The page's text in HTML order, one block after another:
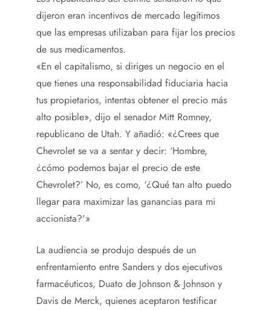
dijeron eran incentivos de mercado legítimos
que las empresas utilizaban para fijar los precios
de sus medicamentos.
«En el capitalismo, si diriges un negocio en el
que tienes una responsabilidad fiduciaria hacia
tus propietarios, intentas obtener el precio más
alto posible», dijo el senador Mitt Romney,
republicano de Utah. Y añadió: «¿Crees que
Chevrolet se va a sentar y decir: ‘Hombre,
¿cómo podemos bajar el precio de este
Chevrolet?’ No, es como, ‘¿Qué tan alto puedo
llegar para maximizar las ganancias para mi
accionista?'»
La audiencia se produjo después de un
enfrentamiento entre Sanders y dos ejecutivos
farmacéuticos, Duato de Johnson & Johnson y
Davis de Merck, quienes aceptaron testificar